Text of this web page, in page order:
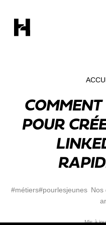
COMMENT
POUR
#métiers#pourlesjeunes Nos
Mis à